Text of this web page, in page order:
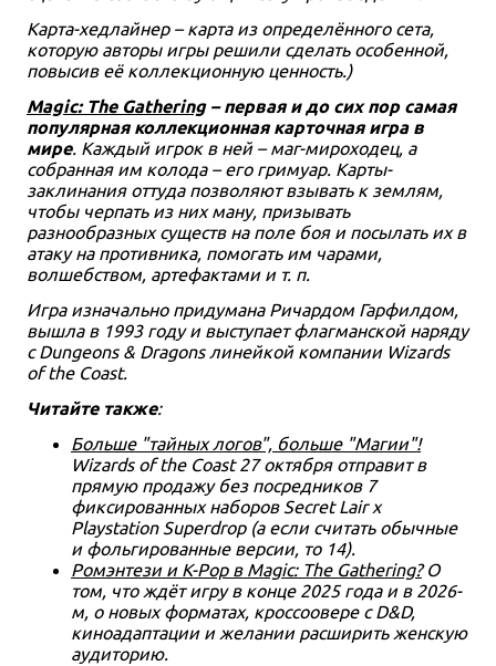
Карта-хедлайнер – карта из определённого сета,
которую авторы игры решили сделать особенной,
повысив её коллекционную ценность.)
Magic: The Gathering– первая и до сих пор самая
популярная коллекционная карточная игра в
мире. Каждый игрок в ней – маг-мироходец, а
собранная им колода – его гримуар. Карты-
заклинания оттуда позволяют взывать к землям,
чтобы черпать из них ману, призывать
разнообразных существ на поле боя и посылать их в
атаку на противника, помогать им чарами,
волшебством, артефактами и т. п.
Игра изначально придумана Ричардом Гарфилдом,
вышла в 1993 году и выступает флагманской наряду
с Dungeons & Dragons линейкой компании Wizards
of the Coast.
Читайте также:
Больше "тайных логов", больше "Магии"!
Wizards of the Coast 27 октября отправит в
прямую продажу без посредников 7
фиксированных наборов Secret Lair x
Playstation Superdrop (а если считать обычные
и фольгированные версии, то 14).
Ромэнтези и K-Pop в Magic: The Gathering?О
том, что ждёт игру в конце 2025 года и в 2026-
м, о новых форматах, кроссоовере с D&D,
киноадаптации и желании расширить женскую
аудиторию.